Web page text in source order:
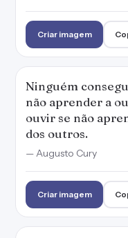
Criar imagem
Ninguém
não aprender a
ouvir se não
dos outros.
— Augusto Cury
Criar imagem